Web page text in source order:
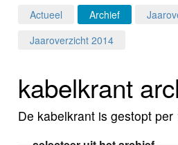
Programma's
Actueel Archief
Jaaroverzicht 2014
kabelkrant
De kabelkrant is gestopt per